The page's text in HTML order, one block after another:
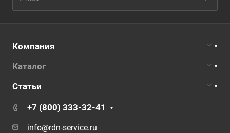
Компания
Каталог
Статьи
+7 (800) 333-32-41
info@rdn-service.ru